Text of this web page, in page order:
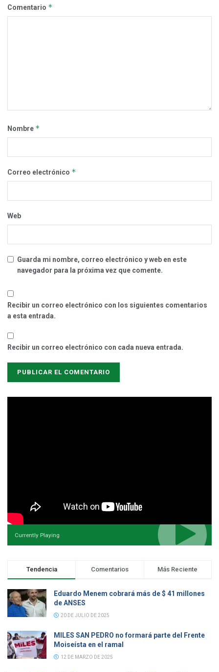
Comentario *
Nombre *
Correo electrónico *
Web
Guarda mi nombre, correo electrónico y web en este
navegador para la próxima vez que comente.
Recibir un correo electrónico con los siguientes comentarios
a esta entrada.
Recibir un correo electrónico con cada nueva entrada.
Currently Playing
Tendencia Comentarios Más Reciente
Eduardo Menem cobrará más de $ 41 millones
de ANSES
20 DE JULIO DE 2025
MILES SAN PEDRO no formará parte del Frente
Moiseísta en el ramal
12 DE MARZO DE 2025